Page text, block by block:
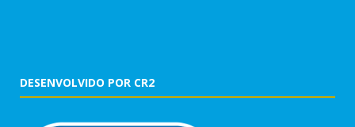
DESENVOLVIDO POR CR2